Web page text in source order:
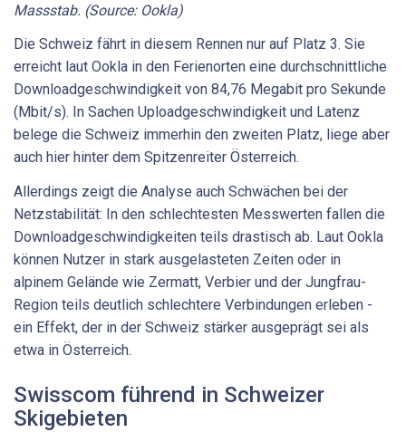
Massstab. (Source: Ookla)
Die Schweiz fährt in diesem Rennen nur auf Platz 3. Sie
erreicht laut Ookla in den Ferienorten eine durchschnittliche
Downloadgeschwindigkeit von 84,76 Megabit pro Sekunde
(Mbit/s). In Sachen Uploadgeschwindigkeit und Latenz
belege die Schweiz immerhin den zweiten Platz, liege aber
auch hier hinter dem Spitzenreiter Österreich.
Allerdings zeigt die Analyse auch Schwächen bei der
Netzstabilität: In den schlechtesten Messwerten fallen die
Downloadgeschwindigkeiten teils drastisch ab. Laut Ookla
können Nutzer in stark ausgelasteten Zeiten oder in
alpinem Gelände wie Zermatt, Verbier und der Jungfrau-
Region teils deutlich schlechtere Verbindungen erleben -
ein Effekt, der in der Schweiz stärker ausgeprägt sei als
etwa in Österreich.
Swisscom führend in Schweizer
Skigebieten